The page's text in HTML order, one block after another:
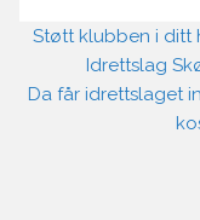
Støtt klubben i ditt
Idrettslag
Da får idrettslaget